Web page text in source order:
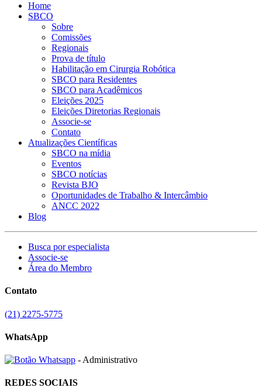
Home
SBCO
Sobre
Comissões
Regionais
Prova de título
Habilitação em Cirurgia Robótica
SBCO para Residentes
SBCO para Acadêmicos
Eleições 2025
Eleições Diretorias Regionais
Associe-se
Contato
Atualizações Científicas
SBCO na mídia
Eventos
SBCO notícias
Revista BJO
Oportunidades de Trabalho & Intercâmbio
ANCC 2022
Blog
Busca por especialista
Associe-se
Área do Membro
Contato
(21) 2275-5775
WhatsApp
- Administrativo
REDES SOCIAIS